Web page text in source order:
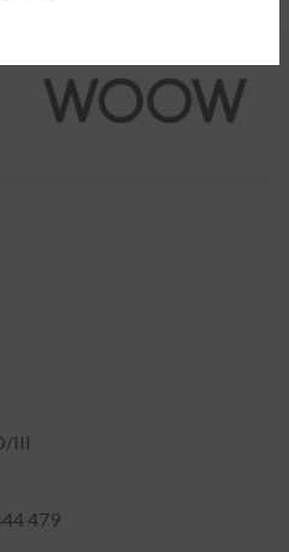
III
479